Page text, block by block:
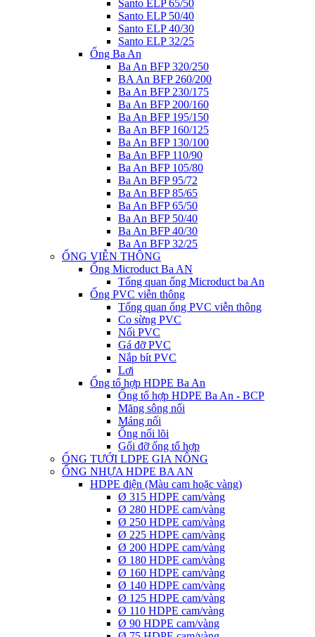
Santo ELP 65/50
Santo ELP 50/40
Santo ELP 40/30
Santo ELP 32/25
Ống Ba An
Ba An BFP 320/250
BA An BFP 260/200
Ba An BFP 230/175
Ba An BFP 200/160
Ba An BFP 195/150
Ba An BFP 160/125
Ba An BFP 130/100
Ba An BFP 110/90
Ba An BFP 105/80
Ba An BFP 95/72
Ba An BFP 85/65
Ba An BFP 65/50
Ba An BFP 50/40
Ba An BFP 40/30
Ba An BFP 32/25
ỐNG VIỄN THÔNG
Ống Microduct Ba AN
Tổng quan ống Microduct ba An
Ống PVC viễn thông
Tổng quan ống PVC viễn thông
Co sừng PVC
Nối PVC
Gá đỡ PVC
Nắp bít PVC
Lơi
Ống tổ hợp HDPE Ba An
Ống tổ hợp HDPE Ba An - BCP
Măng sông nối
Máng nối
Ống nối lõi
Gối đỡ ống tổ hợp
ỐNG TƯỚI LDPE GIA NÔNG
ỐNG NHỰA HDPE BA AN
HDPE điện (Màu cam hoặc vàng)
Ø 315 HDPE cam/vàng
Ø 280 HDPE cam/vàng
Ø 250 HDPE cam/vàng
Ø 225 HDPE cam/vàng
Ø 200 HDPE cam/vàng
Ø 180 HDPE cam/vàng
Ø 160 HDPE cam/vàng
Ø 140 HDPE cam/vàng
Ø 125 HDPE cam/vàng
Ø 110 HDPE cam/vàng
Ø 90 HDPE cam/vàng